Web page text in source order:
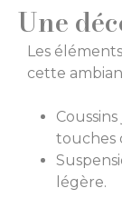
Une
Les
cette
touches
légère.